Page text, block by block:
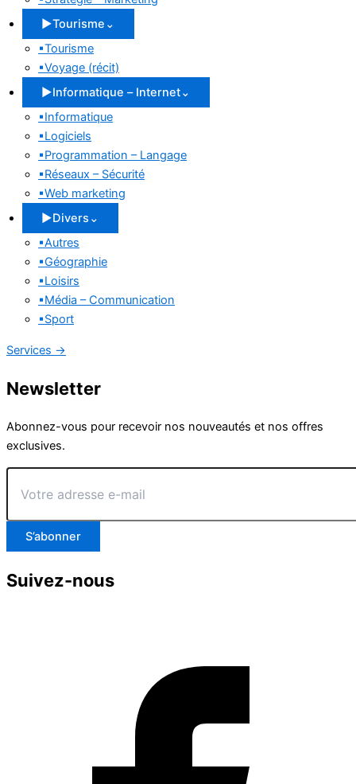
▶Tourisme ⌄
▪Tourisme
▪Voyage (récit)
▶Informatique – Internet⌄
▪Informatique
▪Logiciels
▪Programmation – Langage
▪Réseaux – Sécurité
▪Web marketing
▶Divers ⌄
▪Autres
▪Géographie
▪Loisirs
▪Média – Communication
▪Sport
Services →
Newsletter
Abonnez-vous pour recevoir nos nouveautés et nos offres
exclusives.
Votre
adresse
mail
S’abonner
Suivez-nous